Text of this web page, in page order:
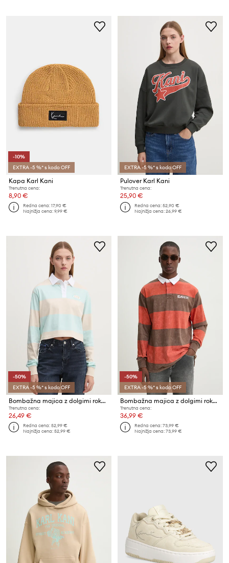
-10%
EXTRA -5 %* s kodo OFF
Kapa Karl Kani
Trenutna cena:
8,90 €
Redna cena:17,90 €
Najnižja cena:9,99 €
EXTRA -5 %* s kodo OFF
Pulover Karl Kani
Trenutna cena:
25,90 €
Redna cena:52,90 €
Najnižja cena:26,99 €
-50%
EXTRA -5 %* s kodo OFF
Bombažna majica z dolgimi rokavi Karl Kani
Trenutna cena:
26,49 €
Redna cena:52,99 €
Najnižja cena:52,99 €
-50%
EXTRA -5 %* s kodo OFF
Bombažna majica z dolgimi rokavi Karl Kani
Trenutna cena:
36,99 €
Redna cena:73,99 €
Najnižja cena:73,99 €